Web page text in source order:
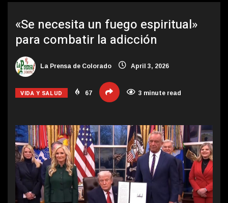
«Se necesita un fuego espiritual»
para combatir la adicción
La Prensa de Colorado April 3, 2026
VIDA Y SALUD 67 3 minute read